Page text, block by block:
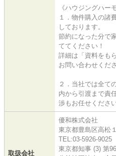
《ハウジングハー
１．物件購入の諸
しております。
節約になった分で
ててください！
詳細は「資料をも
お問い合わせくださ
２．当社では全て
内から引渡まで責
渉もお任せください
取扱会社
優和株式会社
東京都豊島区高松
TEL:03-5926-9025
東京都知事 (3) 第